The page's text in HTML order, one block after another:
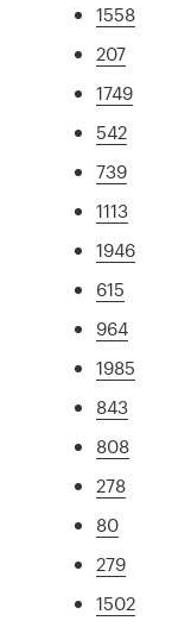
1558
207
1749
542
739
1113
1946
615
964
1985
843
808
278
80
279
1502